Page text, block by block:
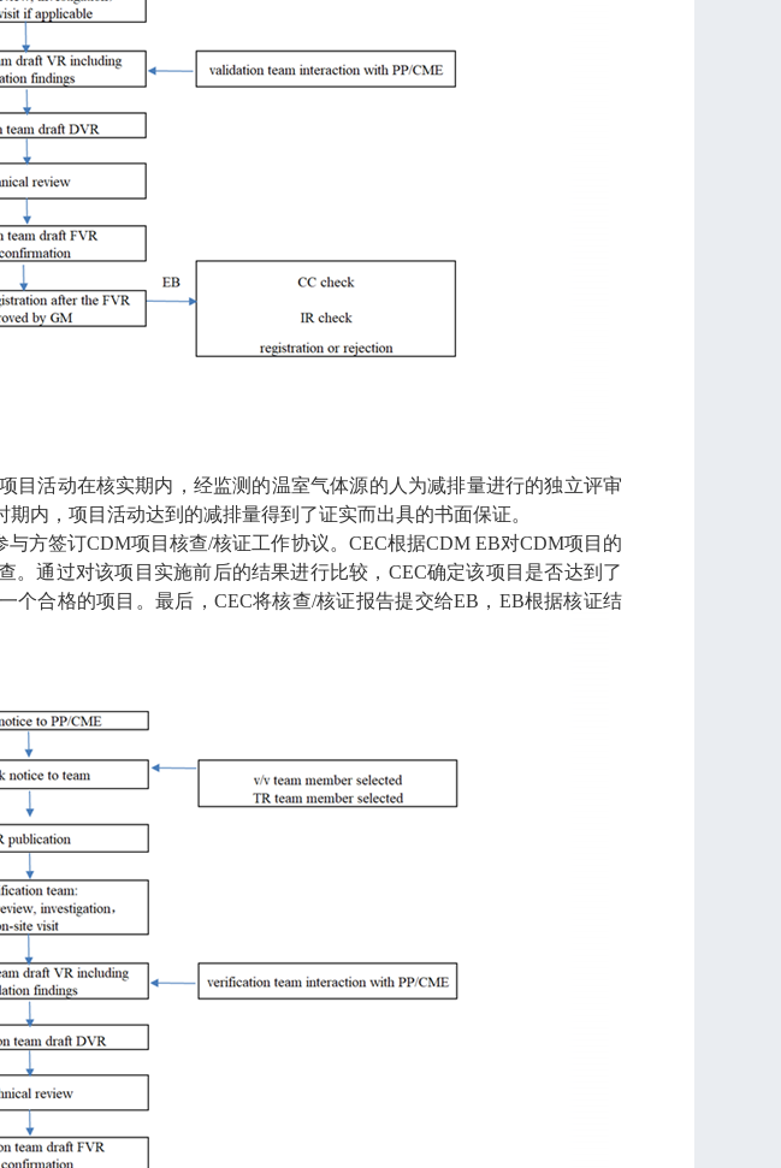
活动在核实期内，经监测的温室气体源的人为减排量进行的独立评审
内，项目活动达到的减排量得到了证实而出具的书面保证。
方签订CDM项目核查/核证工作协议。CEC根据CDM EB对CDM项目的
。通过对该项目实施前后的结果进行比较，CEC确定该项目是否达到了
个合格的项目。最后，CEC将核查/核证报告提交给EB，EB根据核证结